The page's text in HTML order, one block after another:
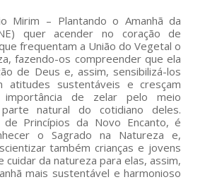
Mirim – Plantando o Amanhã da
quer acender no coração de
frequentam a União do Vegetal o
fazendo-os compreender que ela
de Deus e, assim, sensibilizá-los
atitudes sustentáveis e cresçam
importância de zelar pelo meio
natural do cotidiano deles.
de Princípios da Novo Encanto, é
o Sagrado na Natureza e,
também crianças e jovens
cuidar da natureza para elas, assim,
mais sustentável e harmonioso